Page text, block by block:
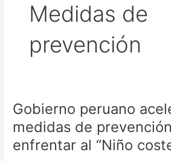
Medidas de
prevención
Gobierno peruano
medidas de
enfrentar al “Niño
Gobierno
peruano
acelerará
medidas